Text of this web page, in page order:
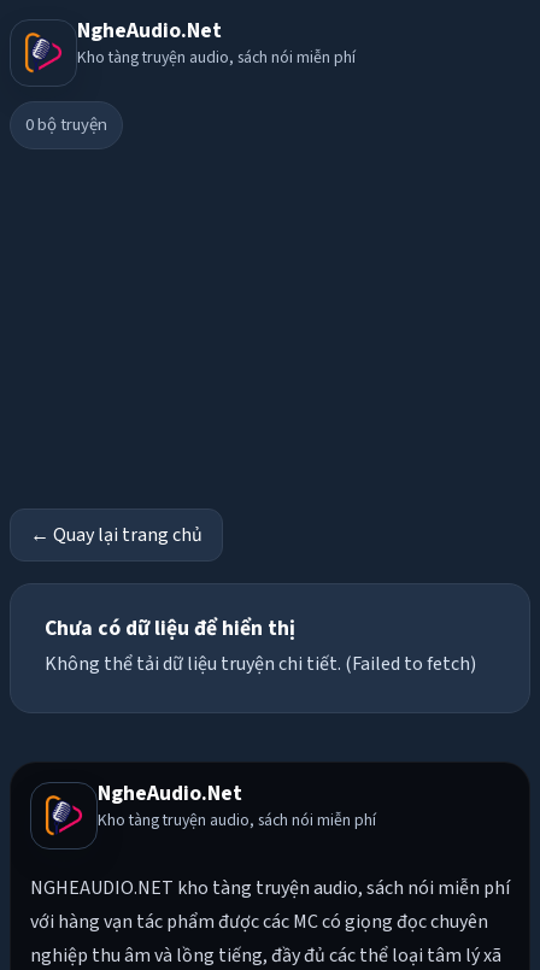
NgheAudio.Net
Kho tàng truyện audio, sách nói miễn phí
0bộ truyện
← Quay lại trang chủ
Chưa có dữ liệu để hiển thị
Không thể tải dữ liệu truyện chi tiết. (Failed to fetch)
NgheAudio.Net
Kho tàng truyện audio, sách nói miễn phí
NGHEAUDIO.NET kho tàng truyện audio, sách nói miễn phí
với hàng vạn tác phẩm được các MC có giọng đọc chuyên
nghiệp thu âm và lồng tiếng, đầy đủ các thể loại tâm lý xã